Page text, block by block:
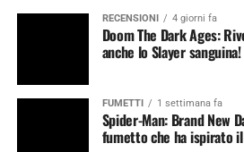
RECENSIONI 4 giorni fa
Doom The Dark Ages:
anche lo Slayer sanguina!
FUMETTI 1 settimana fa
Spider-Man: Brand New
fumetto che ha ispirato